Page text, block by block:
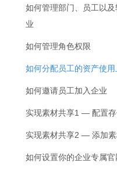
如何管理部门、员工以及
业
如何管理角色权限
如何分配员工的资产使用
如何邀请员工加入企业
实现素材共享1 — 配置
实现素材共享2 — 添加
如何设置你的企业专属官